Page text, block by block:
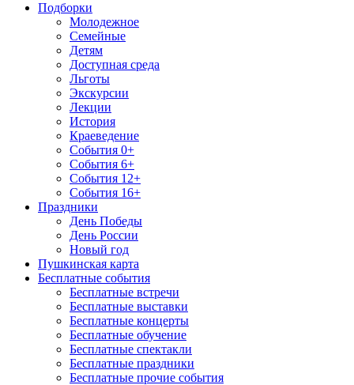
Подборки
Молодежное
Семейные
Детям
Доступная среда
Льготы
Экскурсии
Лекции
История
Краеведение
События 0+
События 6+
События 12+
События 16+
Праздники
День Победы
День России
Новый год
Пушкинская карта
Бесплатные события
Бесплатные встречи
Бесплатные выставки
Бесплатные концерты
Бесплатные обучение
Бесплатные спектакли
Бесплатные праздники
Бесплатные прочие события